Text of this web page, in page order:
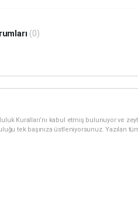
(0)
Kuralları’nı kabul etmiş bulunuyor ve
tek başınıza üstleniyorsunuz.